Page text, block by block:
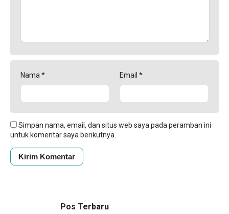
Nama * Email *
Simpan nama, email, dan situs web saya pada peramban ini
untuk komentar saya berikutnya.
Pos Terbaru